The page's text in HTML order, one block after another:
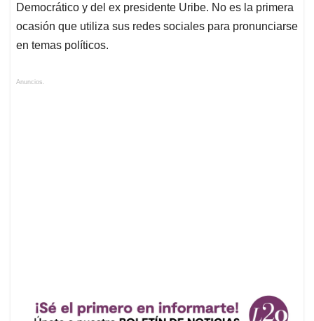
Democrático y del ex presidente Uribe. No es la primera
ocasión que utiliza sus redes sociales para pronunciarse
en temas políticos.
Anuncios.